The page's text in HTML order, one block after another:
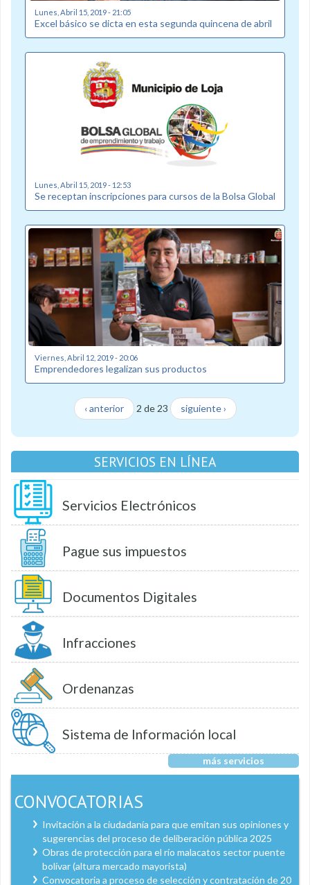
Lunes, Abril 15, 2019 - 21:05
Excel básico se dicta en esta segunda quincena de abril
Lunes, Abril 15, 2019 - 12:53
Se receptan inscripciones para cursos de la Bolsa Global
Viernes, Abril 12, 2019 - 20:06
Emprendedores legalizan sus productos
‹ anterior 2 de 23 siguiente ›
SERVICIOS EN LÍNEA
Servicios Electrónicos
Pague sus impuestos
Documentos Digitales
Infracciones
Ordenanzas
Sistema de Información local
más servicios
CONVOCATORIAS
Invitación a la ciudadanía para que emitan sus opiniones y
sugerencias del proceso de deliberación pública 2025
Obras de protección para el río malacatos sector puente
bolívar (altura mercado mayorista)
Convocatoria a proceso de selección y contratación de 20